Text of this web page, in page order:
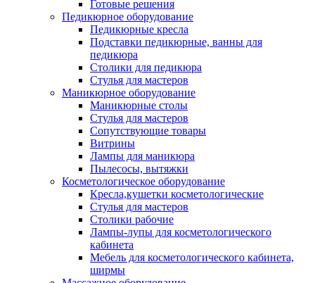
Готовые решения
Педикюрное оборудование
Педикюрные кресла
Подставки педикюрные, ванны для
педикюра
Столики для педикюра
Стулья для мастеров
Маникюрное оборудование
Маникюрные столы
Стулья для мастеров
Сопутствующие товары
Витрины
Лампы для маникюра
Пылесосы, вытяжки
Косметологическое оборудование
Кресла,кушетки косметологические
Стулья для мастеров
Столики рабочие
Лампы-лупы для косметологического
кабинета
Мебель для косметологического кабинета,
ширмы